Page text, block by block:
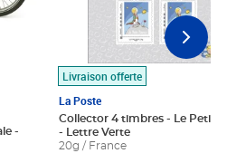
Livraison offerte
La Poste
Collector 4 timbres - Le Petit
- Lettre Verte
20g / France